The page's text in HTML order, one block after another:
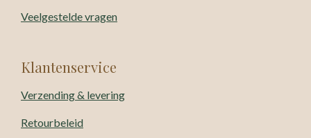
Veelgestelde vragen
Klantenservice
Verzending & levering
Retourbeleid